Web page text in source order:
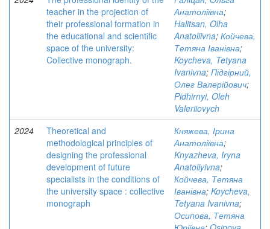
teacher in the projection of
their professional formation in
the educational and scientіfic
space of the university:
Collective monograph.
Анатоліївна;
Halitsan, Olha
Anatoliivna; Койчева,
Тетяна Іванівна;
Koycheva, Tetyana
Ivanivna; Підгірний,
Олег Валерійович;
Pidhirnyi, Oleh
Valeriiovych
2024
Theoretical and
methodological principles of
designing the professional
development of future
specialists in the conditions of
the university space : collective
monograph
Княжева, Ірина
Анатоліївна;
Knyazheva, Iryna
Anatoliyivna;
Койчева, Тетяна
Іванівна; Koycheva,
Tetyana Ivanivna;
Осипова, Тетяна